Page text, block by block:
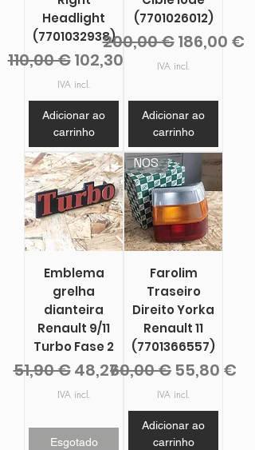
Headlight
(7701032938)
Preço normal
110,00 €Preço promocional
102,30 €
IVA incl.
Adicionar ao
carrinho
(7701026012)
Preço normal
200,00 €Preço
186,00 €
IVA incl.
Adicionar ao
carrinho
Emblema
grelha
dianteira
Renault 9/11
Turbo Fase 2
Preço normal
51,90 €Preço promocional
48,27 €
IVA incl.
Esgotado
NOS
Farolim
Traseiro
Direito Yorka
Renault 11
(7701366557)
Preço normal
60,00 € Preço
55,80 €
IVA incl.
Adicionar ao
carrinho